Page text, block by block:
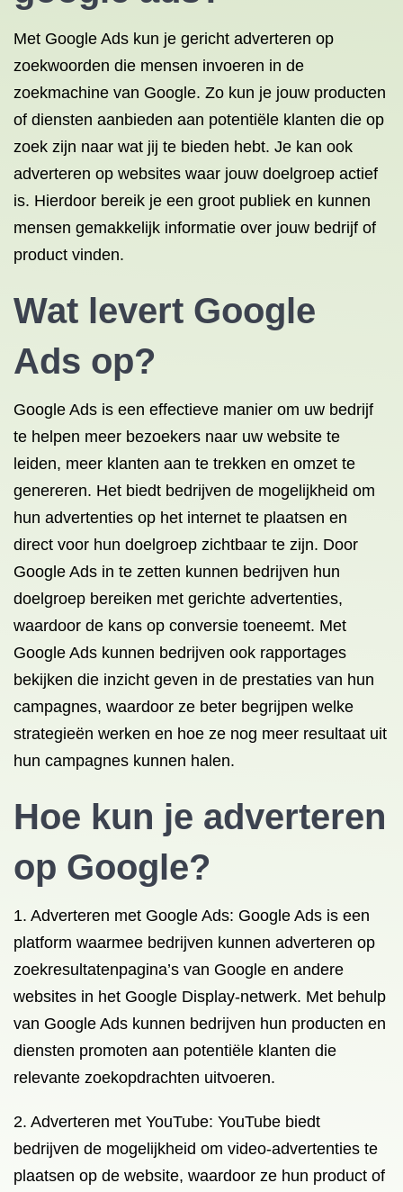
Met Google Ads kun je gericht adverteren op
zoekwoorden die mensen invoeren in de
zoekmachine van Google. Zo kun je jouw producten
of diensten aanbieden aan potentiële klanten die op
zoek zijn naar wat jij te bieden hebt. Je kan ook
adverteren op websites waar jouw doelgroep actief
is. Hierdoor bereik je een groot publiek en kunnen
mensen gemakkelijk informatie over jouw bedrijf of
product vinden.
Wat levert Google
Ads op?
Google Ads is een effectieve manier om uw bedrijf
te helpen meer bezoekers naar uw website te
leiden, meer klanten aan te trekken en omzet te
genereren. Het biedt bedrijven de mogelijkheid om
hun advertenties op het internet te plaatsen en
direct voor hun doelgroep zichtbaar te zijn. Door
Google Ads in te zetten kunnen bedrijven hun
doelgroep bereiken met gerichte advertenties,
waardoor de kans op conversie toeneemt. Met
Google Ads kunnen bedrijven ook rapportages
bekijken die inzicht geven in de prestaties van hun
campagnes, waardoor ze beter begrijpen welke
strategieën werken en hoe ze nog meer resultaat uit
hun campagnes kunnen halen.
Hoe kun je adverteren
op Google?
1. Adverteren met Google Ads: Google Ads is een
platform waarmee bedrijven kunnen adverteren op
zoekresultatenpagina’s van Google en andere
websites in het Google Display-netwerk. Met behulp
van Google Ads kunnen bedrijven hun producten en
diensten promoten aan potentiële klanten die
relevante zoekopdrachten uitvoeren.
2. Adverteren met YouTube: YouTube biedt
bedrijven de mogelijkheid om video-advertenties te
plaatsen op de website, waardoor ze hun product of